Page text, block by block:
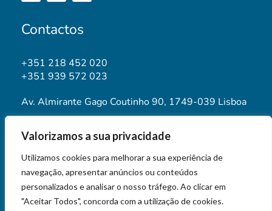
Valorizamos a sua privacidade
Utilizamos cookies para melhorar a sua experiência de
navegação, apresentar anúncios ou conteúdos
personalizados e analisar o nosso tráfego. Ao clicar em
"Aceitar Todos", concorda com a utilização de cookies.
Contactos
+351 218 452 020
+351 939 572 023
Av. Almirante Gago Coutinho 90, 1749-039 Lisboa
www.aptca.pt
© 2026 APTCA STORE